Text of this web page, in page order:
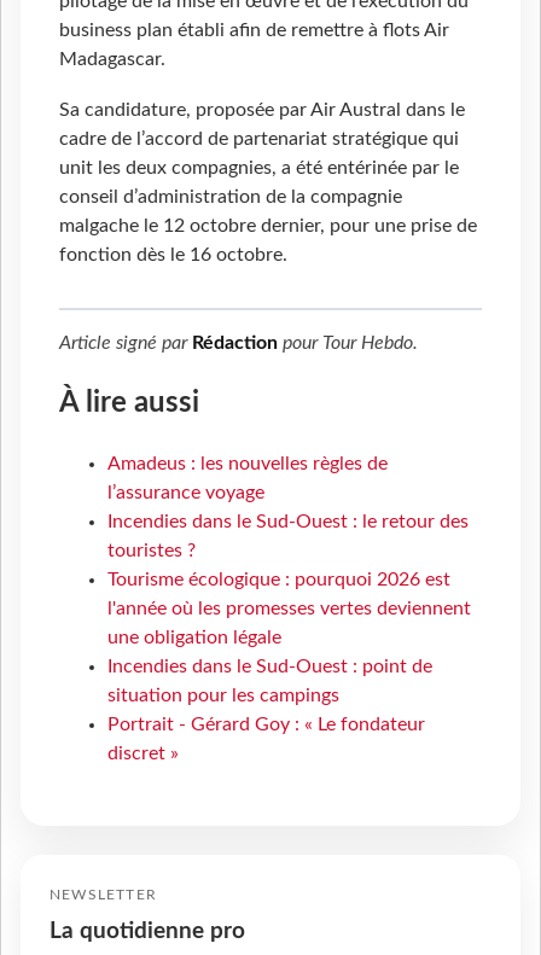
business plan établi afin de remettre à flots Air
Madagascar.
Sa candidature, proposée par Air Austral dans le
cadre de l’accord de partenariat stratégique qui
unit les deux compagnies, a été entérinée par le
conseil d’administration de la compagnie
malgache le 12 octobre dernier, pour une prise de
fonction dès le 16 octobre.
Article signé par Rédaction pour Tour Hebdo.
À lire aussi
Amadeus : les nouvelles règles de
l’assurance voyage
Incendies dans le Sud-Ouest : le retour des
touristes ?
Tourisme écologique : pourquoi 2026 est
l'année où les promesses vertes deviennent
une obligation légale
Incendies dans le Sud-Ouest : point de
situation pour les campings
Portrait - Gérard Goy : « Le fondateur
discret »
NEWSLETTER
La quotidienne pro